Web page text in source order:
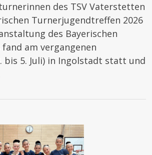
des TSV Vaterstetten
Turnerjugendtreffen 2026
des Bayerischen
am vergangenen
bis 5. Juli) in Ingolstadt statt und